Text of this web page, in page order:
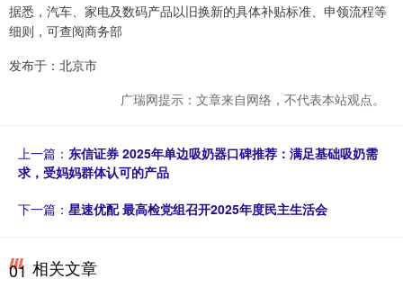
据悉，汽车、家电及数码产品以旧换新的具体补贴标准、申领流程等
细则，可查阅商务部
发布于：北京市
广瑞网提示：文章来自网络，不代表本站观点。
上一篇： 东信证券 2025年单边吸奶器口碑推荐：满足基础吸奶需
求，受妈妈群体认可的产品
下一篇： 星速优配 最高检党组召开2025年度民主生活会
01 相关文章